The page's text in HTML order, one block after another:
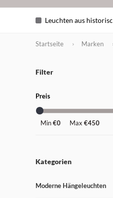
Leuchten aus
Startseite Marken
Filter
Preis
Min€0 Max €450
Kategorien
Moderne Hängeleuchten